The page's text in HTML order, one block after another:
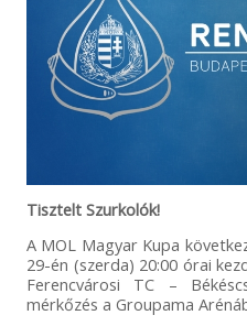
Tisztelt Szurkolók!
A MOL Magyar Kupa
29-én (szerda) 20:00 órai
Ferencvárosi TC –
mérkőzés a Groupama